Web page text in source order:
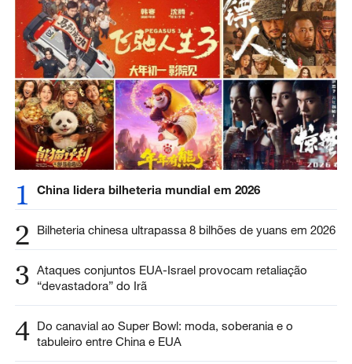
1 China lidera bilheteria mundial em 2026
2 Bilheteria chinesa ultrapassa 8 bilhões de yuans em 2026
3 Ataques conjuntos EUA-Israel provocam retaliação
“devastadora” do Irã
4 Do canavial ao Super Bowl: moda, soberania e o
tabuleiro entre China e EUA